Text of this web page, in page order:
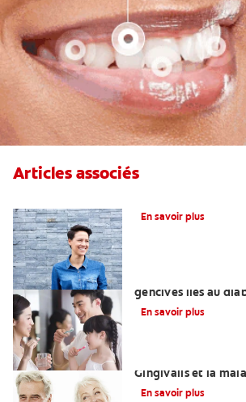
Articles associés
En savoir plus
gencives liés au
En savoir plus
Gingivalis et la
En savoir plus